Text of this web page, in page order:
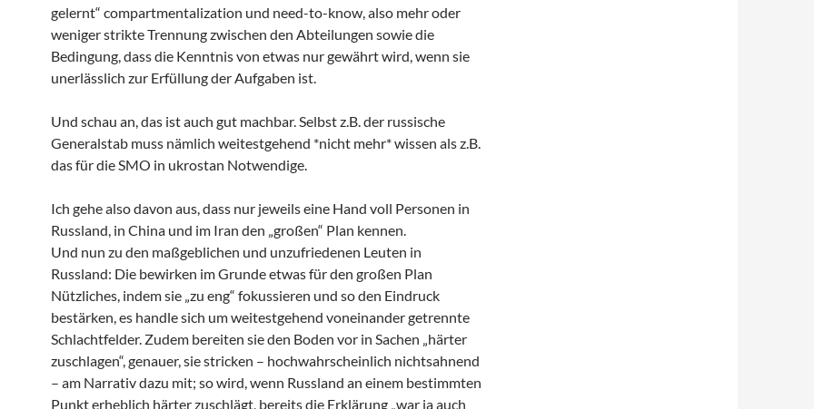
gelernt“ compartmentalization und need-to-know, also mehr oder
weniger strikte Trennung zwischen den Abteilungen sowie die
Bedingung, dass die Kenntnis von etwas nur gewährt wird, wenn sie
unerlässlich zur Erfüllung der Aufgaben ist.
Und schau an, das ist auch gut machbar. Selbst z.B. der russische
Generalstab muss nämlich weitestgehend *nicht mehr* wissen als z.B.
das für die SMO in ukrostan Notwendige.
Ich gehe also davon aus, dass nur jeweils eine Hand voll Personen in
Russland, in China und im Iran den „großen“ Plan kennen.
Und nun zu den maßgeblichen und unzufriedenen Leuten in
Russland: Die bewirken im Grunde etwas für den großen Plan
Nützliches, indem sie „zu eng“ fokussieren und so den Eindruck
bestärken, es handle sich um weitestgehend voneinander getrennte
Schlachtfelder. Zudem bereiten sie den Boden vor in Sachen „härter
zuschlagen“, genauer, sie stricken – hochwahrscheinlich nichtsahnend
– am Narrativ dazu mit; so wird, wenn Russland an einem bestimmten
Punkt erheblich härter zuschlägt, bereits die Erklärung „war ja auch